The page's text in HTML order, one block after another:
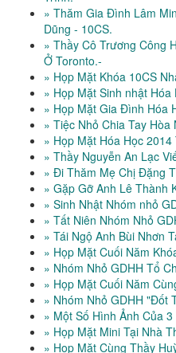
» Thăm Gia Đình Lâm
Dũng - 10CS.
» Thầy Cô Trương Công
Ở Toronto.-
» Họp Mặt Khóa 10CS
» Họp Mặt Sinh nhật
» Họp Mặt Gia Đình Hóa
» Tiệc Nhỏ Chia Tay
» Họp Mặt Hóa Học 2014
» Thầy Nguyễn An Lạc
» Đi Thăm Mẹ Chị Đặng
» Gặp Gỡ Anh Lê Thành
» Sinh Nhật Nhóm nhỏ
» Tất Niên Nhóm Nhỏ
» Tái Ngộ Anh Bùi Nhơn
» Họp Mặt Cuối Năm
» Nhóm Nhỏ GDHH Tổ
» Họp Mặt Cuối Năm
» Nhóm Nhỏ GDHH "Đốt
» Một Số Hình Ảnh Của
» Họp Mặt Mini Tại Nhà
» Họp Mặt Cùng Thầy